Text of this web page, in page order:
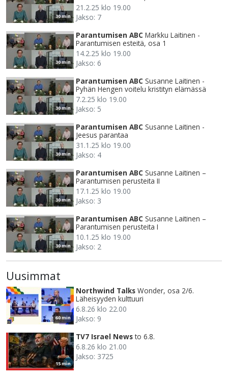
30 min
21.2.25 klo 19.00
Jakso: 7
30 min
Parantumisen ABC Markku Laitinen -
Parantumisen esteitä, osa 1
14.2.25 klo 19.00
Jakso: 6
30 min
Parantumisen ABC Susanne Laitinen -
Pyhän Hengen voitelu kristityn elämässä
7.2.25 klo 19.00
Jakso: 5
30 min
Parantumisen ABC Susanne Laitinen -
Jeesus parantaa
31.1.25 klo 19.00
Jakso: 4
30 min
Parantumisen ABC Susanne Laitinen –
Parantumisen perusteita II
17.1.25 klo 19.00
Jakso: 3
30 min
Parantumisen ABC Susanne Laitinen –
Parantumisen perusteita I
10.1.25 klo 19.00
Jakso: 2
Uusimmat
60 min
Northwind Talks Wonder, osa 2/6.
Läheisyyden kulttuuri
6.8.26 klo 22.00
Jakso: 9
15 min
TV7 Israel News to 6.8.
6.8.26 klo 21.00
Jakso: 3725